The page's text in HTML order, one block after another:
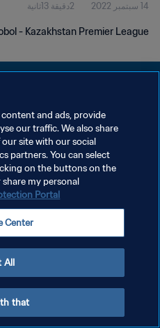
14 سبتمبر 2022 2دقيقة 13ثانية
- Kazakhstan Premier League
سياسة الخصوصية
شروط الخدمة
إدارة تفضيلات ملفات تعريف الارتباط
and ads, provide
our traffic. We also share
site with our social
partners. You can select
on the buttons on the
my personal
Portal
Center
All
that